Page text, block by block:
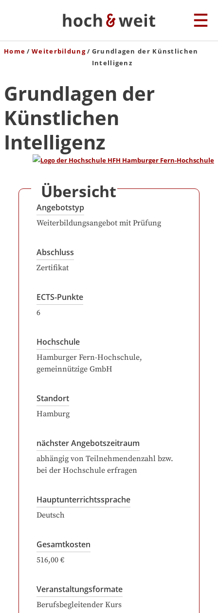
Home Weiterbildung
Grundlagen der Künstlichen
Intelligenz
Grundlagen der
Künstlichen
Intelligenz
Übersicht
Angebotstyp
Weiterbildungsangebot mit Prüfung
Abschluss
Zertifikat
ECTS-Punkte
6
Hochschule
Hamburger Fern-Hochschule,
gemeinnützige GmbH
Standort
Hamburg
nächster Angebotszeitraum
abhängig von Teilnehmendenzahl bzw.
bei der Hochschule erfragen
Hauptunterrichtssprache
Deutsch
Gesamtkosten
516,00 €
Veranstaltungsformate
Berufsbegleitender Kurs